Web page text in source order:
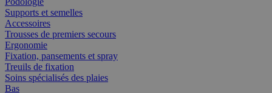
Supports et semelles
Accessoires
Trousses de premiers secours
Ergonomie
Fixation, pansements et spray
Treuils de fixation
Soins spécialisés des plaies
Bas